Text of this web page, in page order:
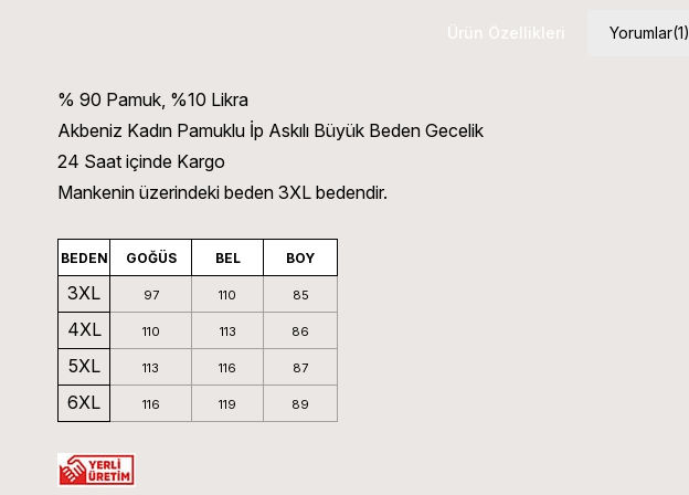
Ürün Özellikleri Yorumlar(1)
% 90 Pamuk, %10 Likra
Akbeniz Kadın Pamuklu İp Askılı Büyük Beden Gecelik
24 Saat içinde Kargo
Mankenin üzerindeki beden 3XL bedendir.
BEDEN GOĞÜS BEL BOY
3XL 97 110 85
4XL 110 113 86
5XL 113 116 87
6XL 116 119 89